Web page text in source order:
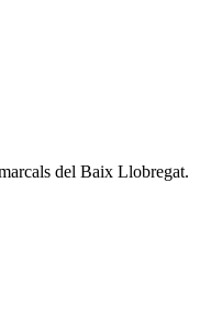
del Baix Llobregat.